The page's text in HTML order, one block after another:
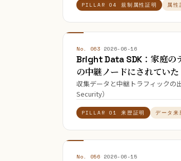
PILLAR 04 規制属性証明 属性
No. 063 2026-06-16
Bright Data SDK：家庭の
の中継ノードにされていた
収集データと中継トラフィックの
Security）
PILLAR 01 来歴証明 データ来
No. 056 2026-06-15